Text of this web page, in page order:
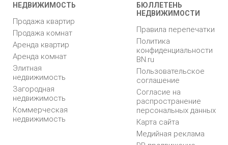
НЕДВИЖИМОСТЬ
Продажа квартир
Продажа комнат
Аренда квартир
Аренда комнат
Элитная
недвижимость
Загородная
недвижимость
Коммерческая
недвижимость
БЮЛЛЕТЕНЬ
НЕДВИЖИМОСТИ
Правила перепечатки
Политика
конфиденциальности
BN.ru
Пользовательское
соглашение
Согласие на
распространение
персональных данных
Карта сайта
Медийная реклама